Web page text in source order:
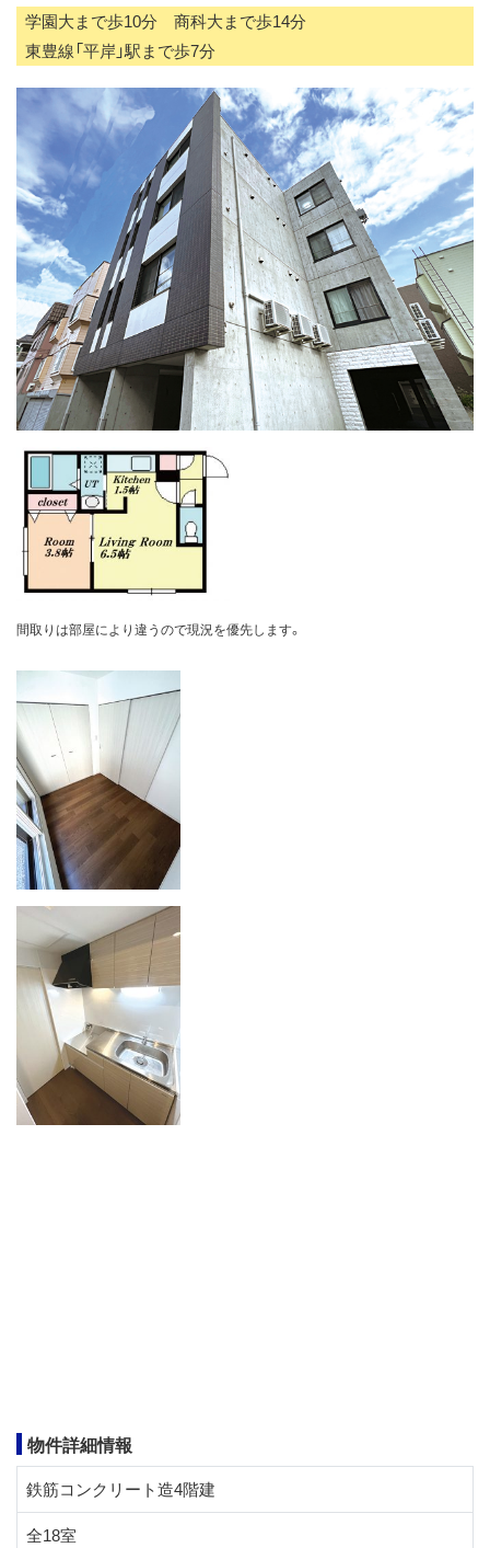
学園大まで歩10分 商科大まで歩14分
東豊線「平岸」駅まで歩7分
間取りは部屋により違うので現況を優先します。
物件詳細情報
鉄筋コンクリート造4階建
全18室